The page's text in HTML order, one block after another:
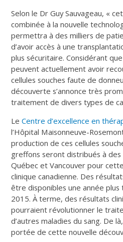
Selon le Dr Guy Sauvageau, «
combinée à la nouvelle
permettra à des milliers de
d’avoir accès à une
plus sécuritaire. Considérant
peuvent actuellement avoir
cellules souches faute de
découverte s’annonce très
traitement de divers types de
LeCentre d’excellence en
l’Hôpital Maisonneuve-
production de ces cellules
greffons seront distribués à
Québec et Vancouver pour
clinique canadienne. Des
être disponibles une année
2015. À terme, des résultats
pourraient révolutionner le
d’autres maladies du sang. De
portée de cette nouvelle